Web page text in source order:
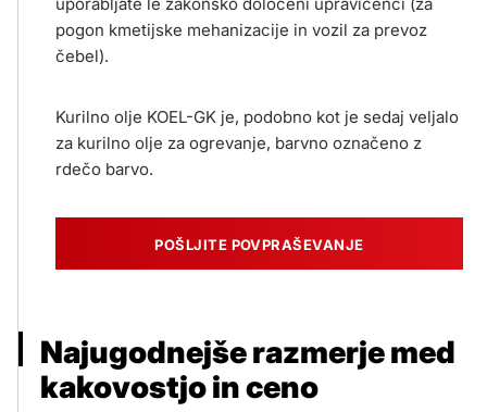
pogon kmetijske mehanizacije in vozil za prevoz
čebel).
Kurilno olje KOEL-GK je, podobno kot je sedaj veljalo
za kurilno olje za ogrevanje, barvno označeno z
rdečo barvo.
POŠLJITE POVPRAŠEVANJE
Najugodnejše razmerje med
kakovostjo in ceno